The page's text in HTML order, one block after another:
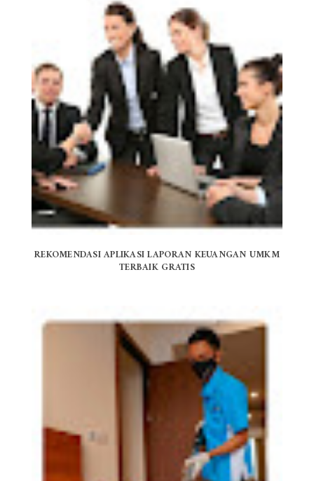
REKOMENDASI APLIKASI LAPORAN KEUANGAN UMKM
TERBAIK GRATIS